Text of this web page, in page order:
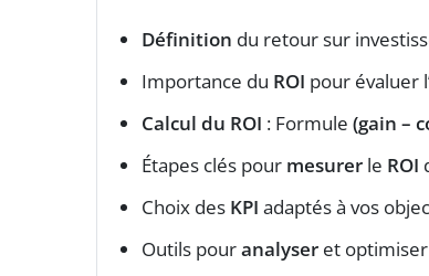
Définition du retour sur
Importance du ROI pour évaluer
Calcul du ROI : Formule (gain –
Étapes clés pour mesurer le ROI
Choix des KPI adaptés à vos
Outils pouranalyser et